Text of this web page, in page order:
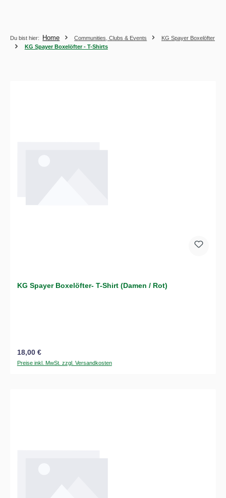
Du bist hier: Home Communities, Clubs & Events
KG Spayer Boxelöfter
KG Spayer Boxelöfter - T-Shirts
KG Spayer Boxelöfter- T-Shirt (Damen / Rot)
Regulärer Preis:
18,00 €
Preise inkl. MwSt. zzgl. Versandkosten